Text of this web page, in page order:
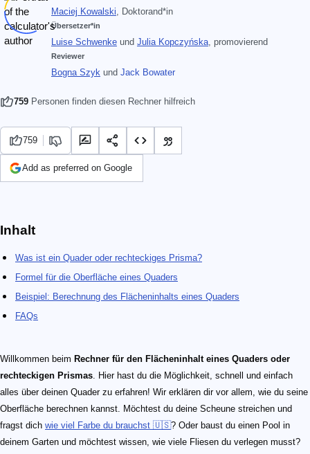
Maciej Kowalski , Doktorand*in
Übersetzer*in
Luise Schwenke und Julia Kopczyńska , promovierend
Reviewer
Bogna Szyk und Jack Bowater
759 Personen finden diesen Rechner hilfreich
759
Add as preferred on Google
Inhalt
Was ist ein Quader oder rechteckiges Prisma?
Formel für die Oberfläche eines Quaders
Beispiel: Berechnung des Flächeninhalts eines Quaders
FAQs
Willkommen beim Rechner für den Flächeninhalt eines Quaders oder
rechteckigen Prismas . Hier hast du die Möglichkeit, schnell und einfach
alles über deinen Quader zu erfahren! Wir erklären dir vor allem, wie du seine
Oberfläche berechnen kannst. Möchtest du deine Scheune streichen und
fragst dich wie viel Farbe du brauchst 🇺🇸? Oder baust du einen Pool in
deinem Garten und möchtest wissen, wie viele Fliesen du verlegen musst?